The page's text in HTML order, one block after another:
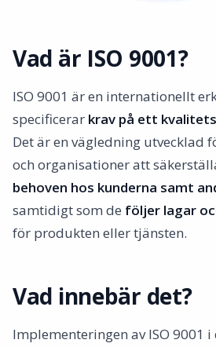
Vad är ISO 9001?
ISO 9001 är en internationellt
specificerar krav på ett
Det är en vägledning utvecklad
och organisationer att
behoven hos kunderna samt
samtidigt som de följer lagar
för produkten eller tjänsten.
Vad innebär det?
Implementeringen av ISO 9001